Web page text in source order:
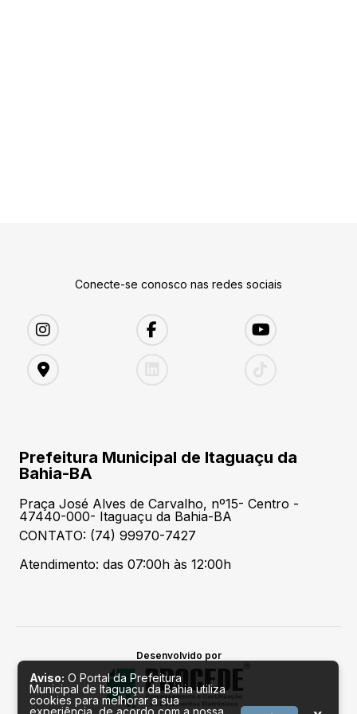
Conecte-se conosco nas redes sociais
Prefeitura Municipal de Itaguaçu da
Bahia-BA
Praça José Alves de Carvalho, nº15- Centro -
47440-000- Itaguaçu da Bahia-BA
CONTATO: (74) 99970-7427
Atendimento: das 07:00h às 12:00h
Desenvolvido por
Aviso: O Portal da Prefeitura
Municipal de Itaguaçu da Bahia utiliza
cookies para melhorar a sua
experiência, de acordo com a nossa